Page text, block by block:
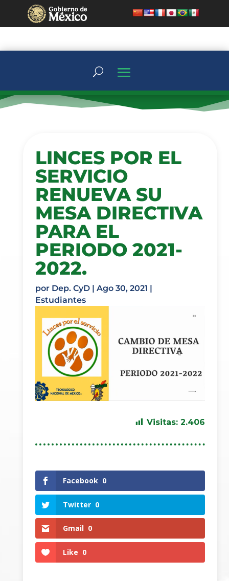
LINCES POR EL
SERVICIO
RENUEVA SU
MESA DIRECTIVA
PARA EL
PERIODO 2021-
2022.
por Dep. CyD| Ago 30, 2021 |
Estudiantes
Visitas: 2.406
Facebook 0
Twitter 0
Gmail 0
Like 0